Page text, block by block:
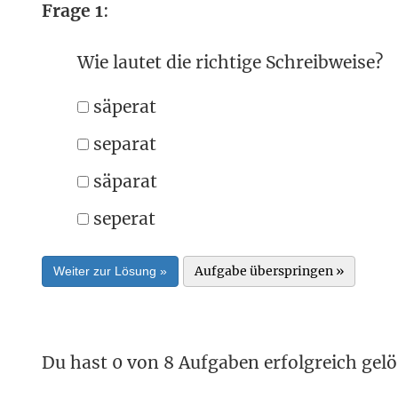
Frage 1:
Wie lautet die richtige Schreibweise?
säperat
separat
säparat
seperat
Weiter zur Lösung » Aufgabe überspringen »
Du hast 0 von 8 Aufgaben erfolgreich